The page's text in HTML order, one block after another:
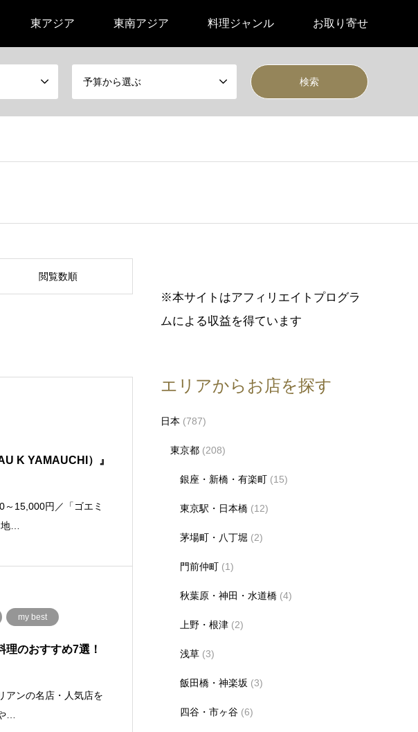
東アジア 東南アジア 料理ジャンル お取り寄せ
予算から選ぶ
閲覧数順
K YAMAUCHI）』
15,000円／「ゴエミ
…
my best
理のおすすめ7選！
アンの名店・人気店を
…
※本サイトはアフィリエイトプログラ
ムによる収益を得ています
エリアからお店を探す
日本 (787)
東京都 (208)
銀座・新橋・有楽町 (15)
東京駅・日本橋 (12)
茅場町・八丁堀 (2)
門前仲町 (1)
秋葉原・神田・水道橋 (4)
上野・根津 (2)
浅草 (3)
飯田橋・神楽坂 (3)
四谷・市ヶ谷 (6)